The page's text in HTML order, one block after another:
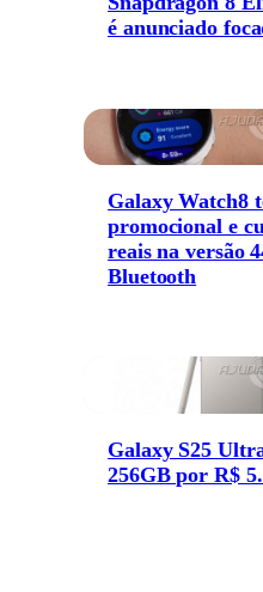
é anunciado
Galaxy Watch8
promocional e
reais na versão
Bluetooth
Galaxy S25
256GB por R$